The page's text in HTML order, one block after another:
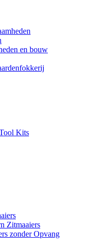
en bouw
Kits
Zitmaaiers
zonder Opvang